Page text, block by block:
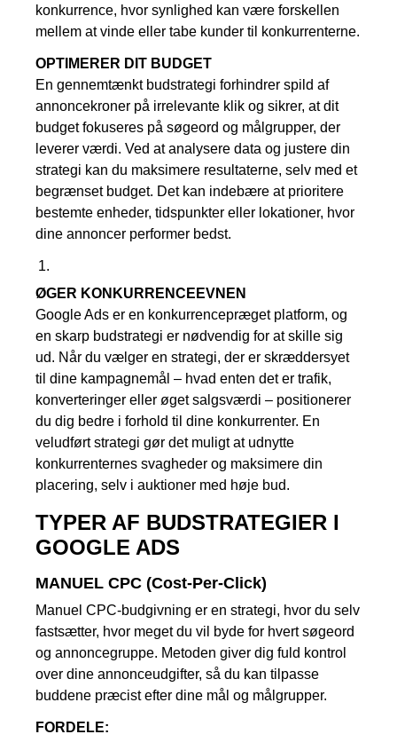
konkurrence, hvor synlighed kan være forskellen
mellem at vinde eller tabe kunder til konkurrenterne.
OPTIMERER DIT BUDGET
En gennemtænkt budstrategi forhindrer spild af
annoncekroner på irrelevante klik og sikrer, at dit
budget fokuseres på søgeord og målgrupper, der
leverer værdi. Ved at analysere data og justere din
strategi kan du maksimere resultaterne, selv med et
begrænset budget. Det kan indebære at prioritere
bestemte enheder, tidspunkter eller lokationer, hvor
dine annoncer performer bedst.
ØGER KONKURRENCEEVNEN
Google Ads er en konkurrencepræget platform, og
en skarp budstrategi er nødvendig for at skille sig
ud. Når du vælger en strategi, der er skræddersyet
til dine kampagnemål – hvad enten det er trafik,
konverteringer eller øget salgsværdi – positionerer
du dig bedre i forhold til dine konkurrenter. En
veludført strategi gør det muligt at udnytte
konkurrenternes svagheder og maksimere din
placering, selv i auktioner med høje bud.
TYPER AF BUDSTRATEGIER I
GOOGLE ADS
MANUEL CPC (Cost-Per-Click)
Manuel CPC-budgivning er en strategi, hvor du selv
fastsætter, hvor meget du vil byde for hvert søgeord
og annoncegruppe. Metoden giver dig fuld kontrol
over dine annonceudgifter, så du kan tilpasse
buddene præcist efter dine mål og målgrupper.
FORDELE: